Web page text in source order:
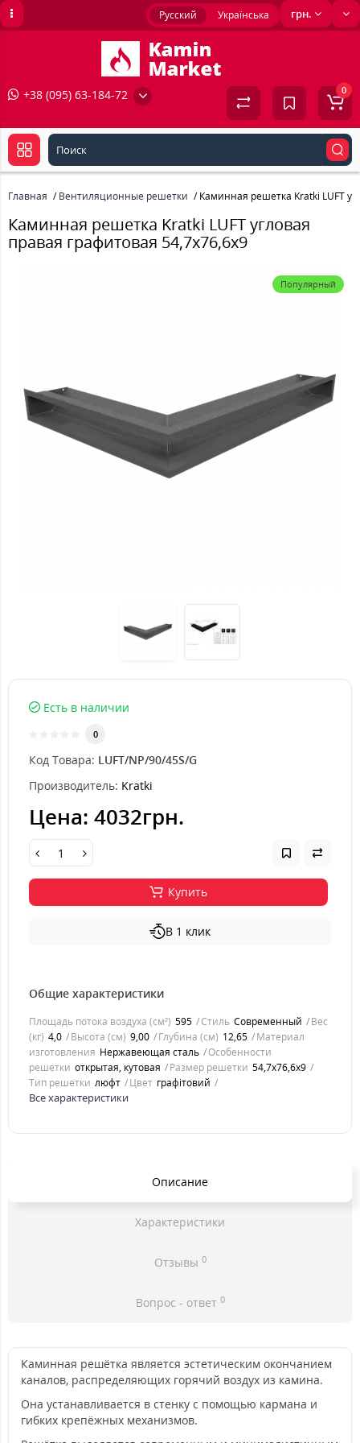
грн.
Русский Українська
+38 (095) 63-184-72 0
Главная Вентиляционные решетки Каминная решетка Kratki LUFT
Каминная решетка Kratki LUFT угловая
правая графитовая 54,7x76,6x9
Популярный
Есть в наличии
0
Код Товара: LUFT/NP/90/45S/G
Производитель: Kratki
Цена: 4032грн.
Купить
В 1 клик
Общие характеристики
Площадь потока воздуха (см²) 595 Стиль Современный
Вес
(кг) 4,0 Высота (см) 9,00 Глубина (см) 12,65
Материал
изготовления Нержавеющая сталь
Особенности
решетки открытая, кутовая Размер решетки 54,7x76,6x9
Тип решетки люфт Цвет графітовий
Все характеристики
Описание
Характеристики
Отзывы 0
Вопрос - ответ 0
Каминная решётка является эстетическим окончанием
каналов, распределяющих горячий воздух из камина.
Она устанавливается в стенку с помощью кармана и
гибких крепёжных механизмов.